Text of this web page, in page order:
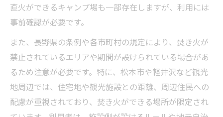
直火ができるキャンプ場も一部存在しますが、利用には
事前確認が必要です。
また、長野県の条例や各市町村の規定により、焚き火が
禁止されているエリアや期間が設けられている場合があ
るため注意が必要です。特に、松本市や軽井沢など観光
地周辺では、住宅地や観光施設との距離、周辺住民への
配慮が重視されており、焚き火ができる場所が限定され